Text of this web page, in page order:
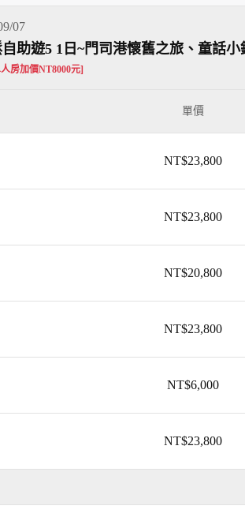
07
自助遊5 1日~門司港懷舊之旅、童話
房加價NT8000元]
單價
NT$23,800
NT$23,800
NT$20,800
NT$23,800
NT$6,000
NT$23,800